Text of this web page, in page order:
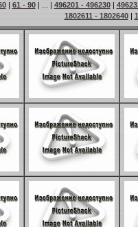
| 61 - 90| ... | 496201 - 496230|
1802611 - 1802640|